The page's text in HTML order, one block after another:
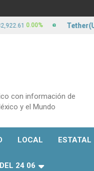
con información de
y el Mundo
LOCAL ESTATAL
24 06
0.00% Tether(USDT)